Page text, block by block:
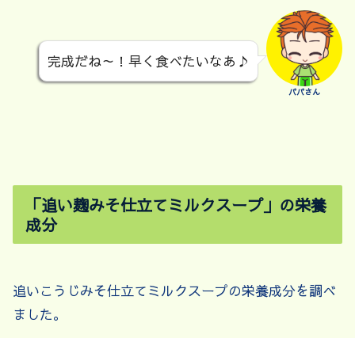
完成だね～！早く食べたいなあ♪
パパさん
「追い麹みそ仕立てミルクスープ」の栄養
成分
追いこうじみそ仕立てミルクスープの栄養成分を調べ
ました。